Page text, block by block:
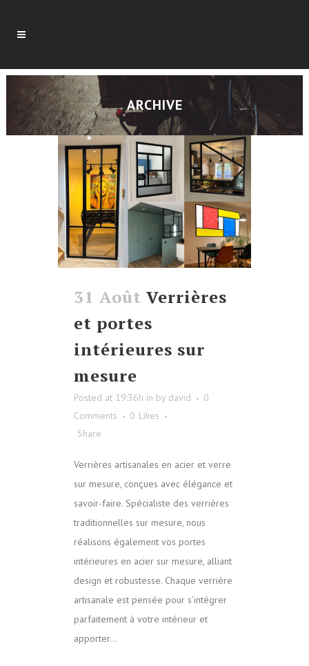
ARCHIVE
31 Août Verrières
et portes
intérieures sur
mesure
Posted at 19:36h in by david
0
Comments
0 Likes
Share
Verrières artisanales en acier et verre
sur mesure, conçues avec élégance et
savoir-faire. Spécialiste des verrières
traditionnelles sur mesure, nous
réalisons également vos portes
intérieures en acier sur mesure, alliant
design et robustesse. Chaque verrière
artisanale est pensée pour s’intégrer
parfaitement à votre intérieur et
apporter...